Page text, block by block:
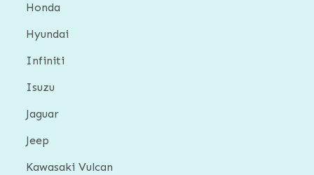
Honda
Hyundai
Infiniti
Isuzu
Jaguar
Jeep
Kawasaki Vulcan